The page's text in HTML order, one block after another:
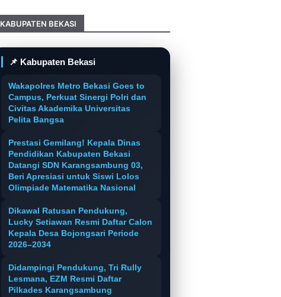
KABUPATEN BEKASI
📌 Kabupaten Bekasi
Wakapolres Metro Bekasi Goes to
Campus, Perkuat Sinergi Polri dan
Civitas Akademika Universitas
Pelita Bangsa
Prestasi Gemilang! Kepala Dinas
Pendidikan Kabupaten Bekasi
Datangi SDN Karangsambung 03,
Beri Apresiasi untuk Siswi Lolos
Olimpiade Matematika Nasional
Dikawal Ratusan Pendukung,
Lucky Setiawan Resmi Daftar Calon
Kepala Desa Bojongsari Periode
2026–2034
Didampingi Pendukung, Tri Rully
Lesmana, EZM Resmi Daftar
Pilkades Karangsambung